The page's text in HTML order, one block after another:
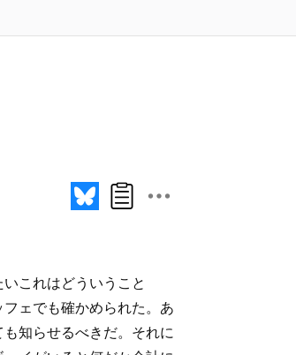
これはどういうこと
ェでも確かめられた。あ
知らせるべきだ。それに